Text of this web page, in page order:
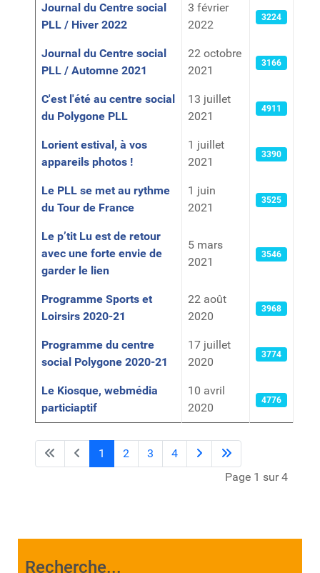
Journal du Centre social
PLL / Hiver 2022
3 février
2022
3224
Journal du Centre social
PLL / Automne 2021
22 octobre
2021
3166
C'est l'été au centre social
du Polygone PLL
13 juillet
2021
4911
Lorient estival, à vos
appareils photos !
1 juillet
2021
3390
Le PLL se met au rythme
du Tour de France
1 juin
2021
3525
Le p’tit Lu est de retour
avec une forte envie de
garder le lien
5 mars
2021
3546
Programme Sports et
Loirsirs 2020-21
22 août
2020
3968
Programme du centre
social Polygone 2020-21
17 juillet
2020
3774
Le Kiosque, webmédia
particiaptif
10 avril
2020
4776
Page 1 sur 4
1 2 3 4
Recherche...